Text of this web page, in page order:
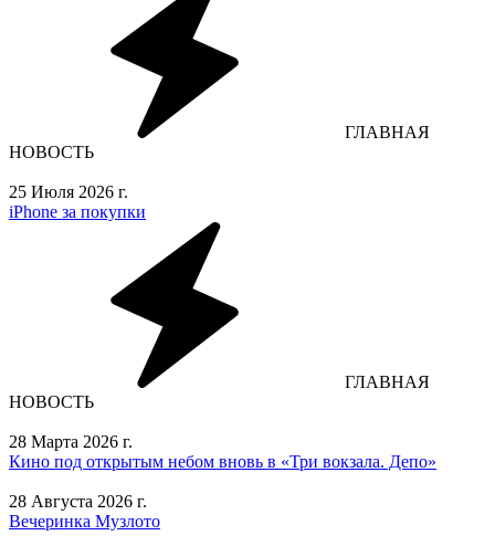
ГЛАВНАЯ
НОВОСТЬ
25 Июля 2026 г.
iPhone за покупки
ГЛАВНАЯ
НОВОСТЬ
28 Марта 2026 г.
Кино под открытым небом вновь в «Три вокзала. Депо»
28 Августа 2026 г.
Вечеринка Музлото